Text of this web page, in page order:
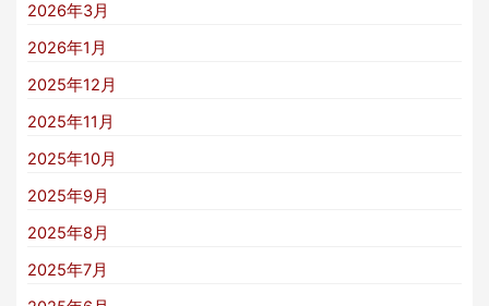
2026年3月
2026年1月
2025年12月
2025年11月
2025年10月
2025年9月
2025年8月
2025年7月